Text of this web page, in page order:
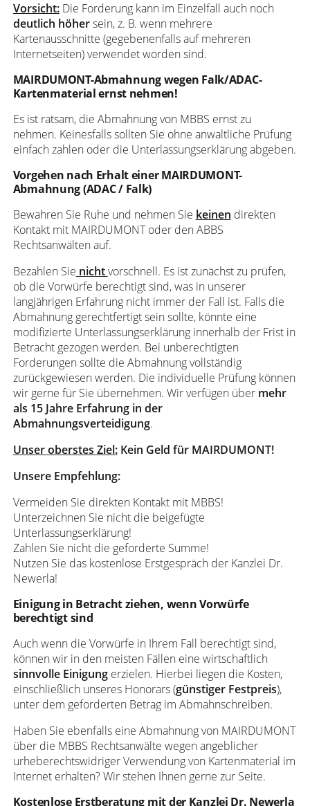
Vorsicht:Die Forderung kann im Einzelfall auch noch
deutlich höhersein, z. B. wenn mehrere
Kartenausschnitte (gegebenenfalls auf mehreren
Internetseiten) verwendet worden sind.
MAIRDUMONT-Abmahnung wegen Falk/ADAC-
Kartenmaterial ernst nehmen!
Es ist ratsam, die Abmahnung von MBBS ernst zu
nehmen. Keinesfalls sollten Sie ohne anwaltliche Prüfung
einfach zahlen oder die Unterlassungserklärung abgeben.
Vorgehen nach Erhalt einer MAIRDUMONT-
Abmahnung (ADAC / Falk)
Bewahren Sie Ruhe und nehmen Sie keinen direkten
Kontakt mit MAIRDUMONT oder den ABBS
Rechtsanwälten auf.
Bezahlen Sie nichtvorschnell. Es ist zunächst zu prüfen,
ob die Vorwürfe berechtigt sind, was in unserer
langjährigen Erfahrung nicht immer der Fall ist. Falls die
Abmahnung gerechtfertigt sein sollte, könnte eine
modifizierte Unterlassungserklärung innerhalb der Frist in
Betracht gezogen werden. Bei unberechtigten
Forderungen sollte die Abmahnung vollständig
zurückgewiesen werden. Die individuelle Prüfung können
wir gerne für Sie übernehmen. Wir verfügen über mehr
als 15 Jahre Erfahrung in der
Abmahnungsverteidigung.
Unser oberstes Ziel:Kein Geld für MAIRDUMONT!
Unsere Empfehlung:
Vermeiden Sie direkten Kontakt mit MBBS!
Unterzeichnen Sie nicht die beigefügte
Unterlassungserklärung!
Zahlen Sie nicht die geforderte Summe!
Nutzen Sie das kostenlose Erstgespräch der Kanzlei Dr.
Newerla!
Einigung in Betracht ziehen, wenn Vorwürfe
berechtigt sind
Auch wenn die Vorwürfe in Ihrem Fall berechtigt sind,
können wir in den meisten Fällen eine wirtschaftlich
sinnvolle Einigungerzielen. Hierbei liegen die Kosten,
einschließlich unseres Honorars (günstiger Festpreis),
unter dem geforderten Betrag im Abmahnschreiben.
Haben Sie ebenfalls eine Abmahnung von MAIRDUMONT
über die MBBS Rechtsanwälte wegen angeblicher
urheberechtswidriger Verwendung von Kartenmaterial im
Internet erhalten? Wir stehen Ihnen gerne zur Seite.
Kostenlose Erstberatung mit der Kanzlei Dr. Newerla